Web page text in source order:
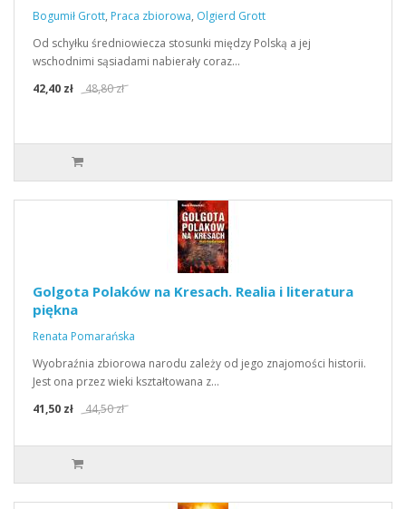
Bogumił Grott, Praca zbiorowa, Olgierd Grott
Od schyłku średniowiecza stosunki między Polską a jej
wschodnimi sąsiadami nabierały coraz…
42,40 zł
48,80 zł
Golgota Polaków na Kresach. Realia i literatura
piękna
Renata Pomarańska
Wyobraźnia zbiorowa narodu zależy od jego znajomości historii.
Jest ona przez wieki kształtowana z…
41,50 zł
44,50 zł